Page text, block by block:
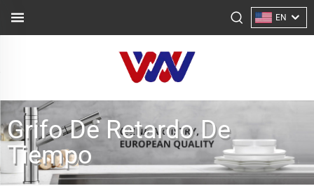
EN
Grifo De Retardo De
Tiempo